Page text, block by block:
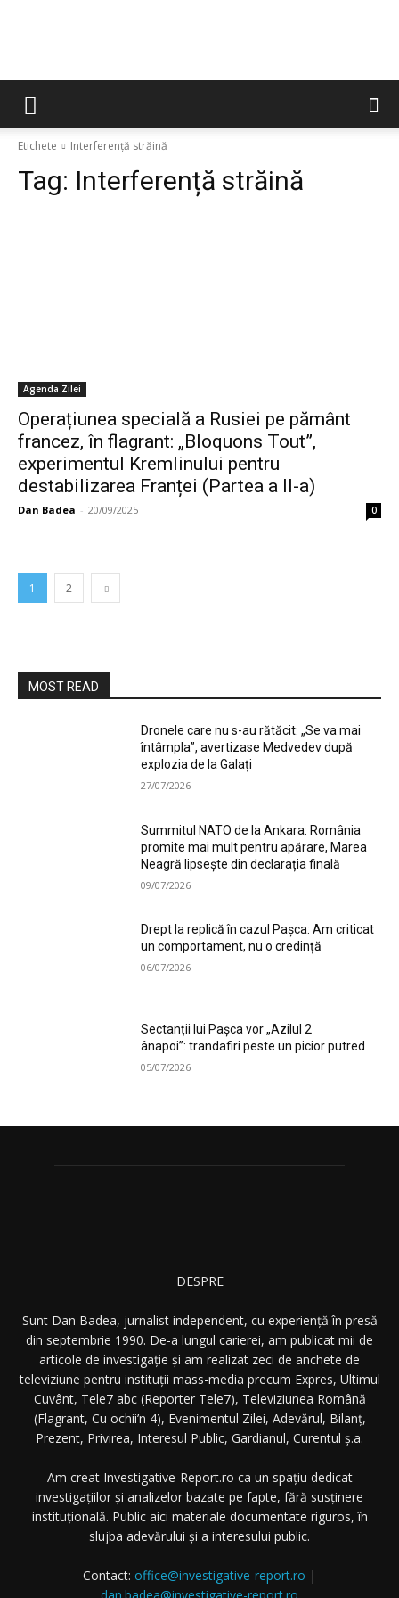
Etichete Interferență străină
Tag: Interferență străină
Agenda Zilei
Operațiunea specială a Rusiei pe pământ
francez, în flagrant: „Bloquons Tout”,
experimentul Kremlinului pentru
destabilizarea Franței (Partea a II-a)
Dan Badea - 20/09/2025 0
1 2
MOST READ
Dronele care nu s-au rătăcit: „Se va mai
întâmpla”, avertizase Medvedev după
explozia de la Galați
27/07/2026
Summitul NATO de la Ankara: România
promite mai mult pentru apărare, Marea
Neagră lipsește din declarația finală
09/07/2026
Drept la replică în cazul Pașca: Am criticat
un comportament, nu o credință
06/07/2026
Sectanții lui Pașca vor „Azilul 2
ânapoi”: trandafiri peste un picior putred
05/07/2026
DESPRE
Sunt Dan Badea, jurnalist independent, cu experiență în presă
din septembrie 1990. De-a lungul carierei, am publicat mii de
articole de investigație și am realizat zeci de anchete de
televiziune pentru instituții mass-media precum Expres, Ultimul
Cuvânt, Tele7 abc (Reporter Tele7), Televiziunea Română
(Flagrant, Cu ochii’n 4), Evenimentul Zilei, Adevărul, Bilanț,
Prezent, Privirea, Interesul Public, Gardianul, Curentul ș.a.
Am creat Investigative-Report.ro ca un spațiu dedicat
investigațiilor și analizelor bazate pe fapte, fără susținere
instituțională. Public aici materiale documentate riguros, în
slujba adevărului și a interesului public.
Contact: office@investigative-report.ro |
dan.badea@investigative-report.ro